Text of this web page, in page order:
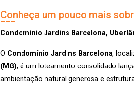
Conheça um pouco mais
Condomínio Jardins Barcelona,
O Condomínio Jardins Barcelona,
(MG), é um loteamento consolidado
ambientação natural generosa e